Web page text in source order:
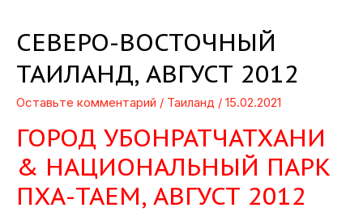
СЕВЕРО-ВОСТОЧНЫЙ
ТАИЛАНД, АВГУСТ 2012
Оставьте комментарий / Таиланд / 15.02.2021
ГОРОД УБОНРАТЧАТХАНИ
& НАЦИОНАЛЬНЫЙ ПАРК
ПХА-ТАЕМ, АВГУСТ 2012